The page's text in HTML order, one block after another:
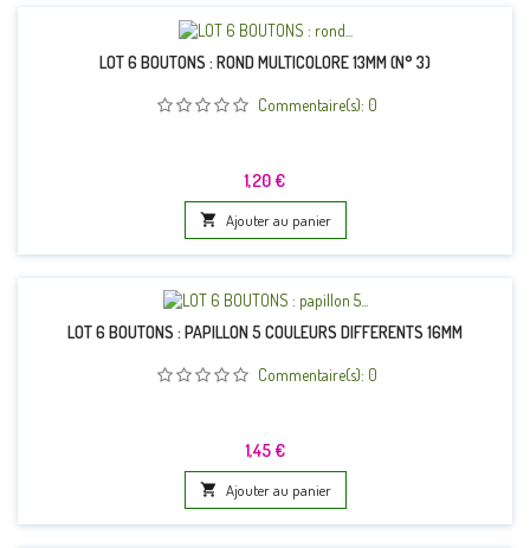
LOT 6 BOUTONS : ROND MULTICOLORE 13MM (N° 3)
Commentaire(s): 0
Prix
1,20 €
 Ajouter au panier
LOT 6 BOUTONS : PAPILLON 5 COULEURS DIFFERENTS 16MM
Commentaire(s): 0
Prix
1,45 €
 Ajouter au panier